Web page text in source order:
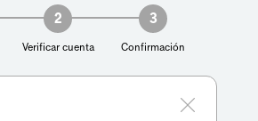
2
Verificar cuenta
3
Confirmación